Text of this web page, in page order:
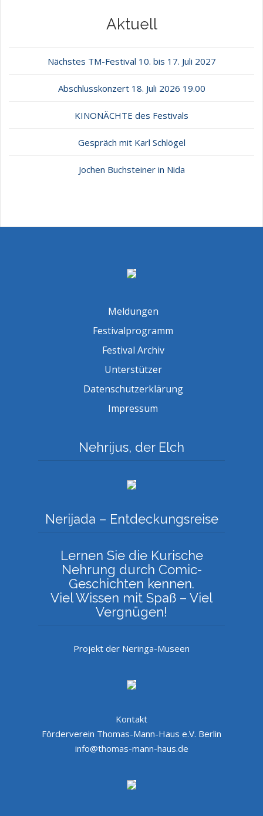
Aktuell
Nächstes TM-Festival 10. bis 17. Juli 2027
Abschlusskonzert 18. Juli 2026 19.00
KINONÄCHTE des Festivals
Gespräch mit Karl Schlögel
Jochen Buchsteiner in Nida
Meldungen
Festivalprogramm
Festival Archiv
Unterstützer
Datenschutzerklärung
Impressum
Nehrijus, der Elch
Nerijada – Entdeckungsreise
Lernen Sie die Kurische
Nehrung durch Comic-
Geschichten kennen.
Viel Wissen mit Spaß – Viel
Vergnügen!
Projekt der Neringa-Museen
Kontakt
Förderverein Thomas-Mann-Haus e.V. Berlin
info@thomas-mann-haus.de